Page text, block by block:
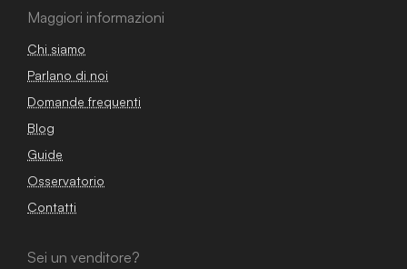
Maggiori informazioni
Chi siamo
Parlano di noi
Domande frequenti
Blog
Guide
Osservatorio
Contatti
Sei un venditore?